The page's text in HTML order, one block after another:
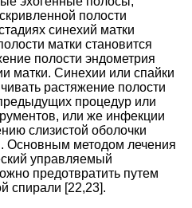
полости
синехий матки
матки становится
полости эндометрия
матки. Синехии или спайки
растяжение полости
процедур или
или же инфекции
слизистой оболочки
Основным методом лечения
управляемый
предотвратить путем
спирали [22,23].